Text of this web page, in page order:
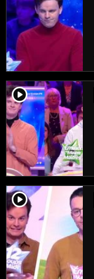
player2
player2